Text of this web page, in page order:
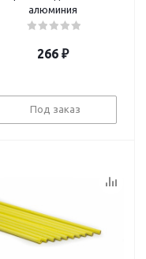
алюминия
266₽
Под заказ